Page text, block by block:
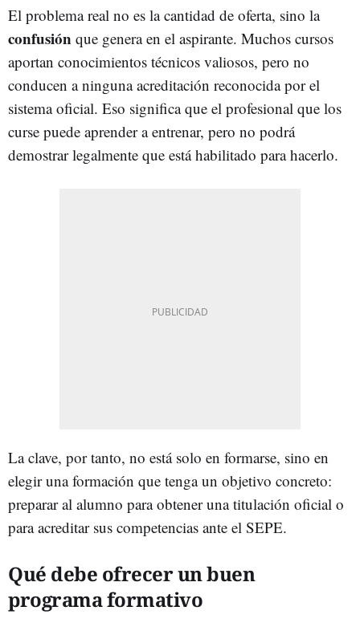
El problema real no es la cantidad de oferta, sino la
confusión que genera en el aspirante. Muchos cursos
aportan conocimientos técnicos valiosos, pero no
conducen a ninguna acreditación reconocida por el
sistema oficial. Eso significa que el profesional que los
curse puede aprender a entrenar, pero no podrá
demostrar legalmente que está habilitado para hacerlo.
La clave, por tanto, no está solo en formarse, sino en
elegir una formación que tenga un objetivo concreto:
preparar al alumno para obtener una titulación oficial o
para acreditar sus competencias ante el SEPE.
Qué debe ofrecer un buen
programa formativo